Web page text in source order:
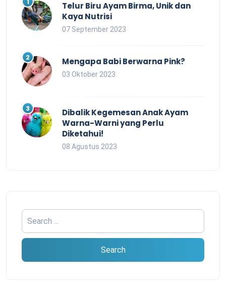
Telur Biru Ayam Birma, Unik dan
Kaya Nutrisi
07 September 2023
Mengapa Babi Berwarna Pink?
03 Oktober 2023
Dibalik Kegemesan Anak Ayam
Warna-Warni yang Perlu
Diketahui!
08 Agustus 2023